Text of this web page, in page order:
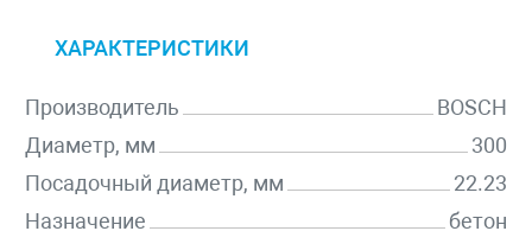
ХАРАКТЕРИСТИКИ
Производитель
BOSCH
Диаметр, мм
300
Посадочный диаметр, мм
22.23
Назначение
бетон